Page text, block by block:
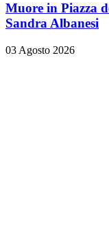
Muore in Piazza
Sandra Albanesi
03 Agosto 2026